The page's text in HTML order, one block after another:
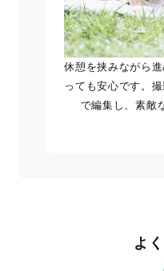
休憩を挟みながら
っても安心です。
で編集し、素敵
よ